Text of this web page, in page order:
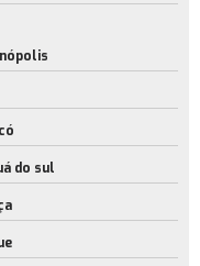
do sul